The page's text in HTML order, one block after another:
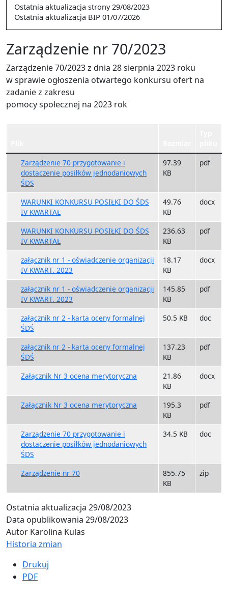
Zarządzenie nr 70/2023
Zarządzenie 70/2023 z dnia 28 sierpnia 2023 roku
w sprawie ogłoszenia otwartego konkursu ofert na
zadanie z zakresu
pomocy społecznej na 2023 rok
Zarządzenie 70 przygotowanie i
dostaczenie posiłków jednodaniowych
ŚDS
97.39
KB
pdf
WARUNKI KONKURSU POSIŁKI DO ŚDS
IV KWARTAŁ
49.76
KB
docx
WARUNKI KONKURSU POSIŁKI DO ŚDS
IV KWARTAŁ
236.63
KB
pdf
załącznik nr 1 - oświadczenie organizacji
IV KWART. 2023
18.17
KB
docx
załącznik nr 1 - oświadczenie organizacji
IV KWART. 2023
145.85
KB
pdf
załącznik nr 2 - karta oceny formalnej
ŚDŚ
50.5 KB doc
załącznik nr 2 - karta oceny formalnej
ŚDŚ
137.23
KB
pdf
Załącznik Nr 3 ocena merytoryczna
21.86
KB
docx
Załącznik Nr 3 ocena merytoryczna
195.3
KB
pdf
Zarządzenie 70 przygotowanie i
dostaczenie posiłków jednodaniowych
ŚDS
34.5 KB doc
Zarządzenie nr 70
855.75
KB
zip
Ostatnia aktualizacja 29/08/2023
Data opublikowania 29/08/2023
Autor Karolina Kulas
Historia zmian
Drukuj
PDF
Ostatnia aktualizacja strony 29/08/2023
Ostatnia aktualizacja BIP 01/07/2026